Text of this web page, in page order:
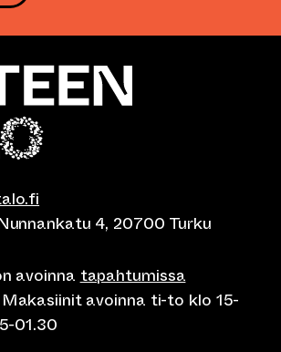
4, 20700 Turku
avoinna tapahtumissa
avoinna ti-to klo 15-
01.30